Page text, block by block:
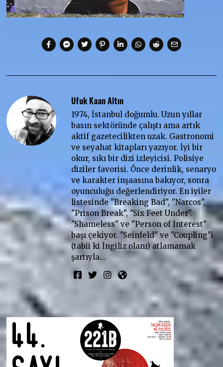
Ufuk Kaan Altın
1974, İstanbul doğumlu. Uzun yıllar
basın sektöründe çalıştı ama artık
aktif gazetecilikten uzak. Gastronomi
ve seyahat kitapları yazıyor. İyi bir
okur, sıkı bir dizi izleyicisi. Polisiye
diziler favorisi. Önce derinlik, senaryo
ve karakter inşaasına bakıyor, sonra
oyunculuğu değerlendiriyor. En iyiler
listesinde "Breaking Bad", "Narcos",
"Prison Break", "Six Feet Under".
"Shameless" ve "Person of Interest"
başı çekiyor. "Seinfeld" ve "Coupling"i
(tabii ki İngiliz olanı) atlamamak
şartıyla…